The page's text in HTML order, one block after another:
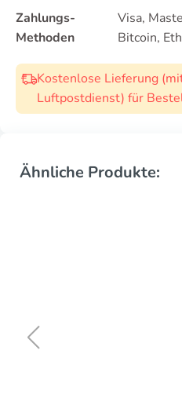
Zahlungs-
Methoden
Visa,
Bitcoin,
Kostenlose Lieferung
Luftpostdienst) für
Ähnliche Produkte: